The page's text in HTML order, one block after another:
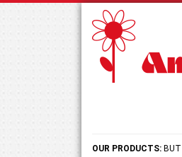
OUR PRODUCTS: